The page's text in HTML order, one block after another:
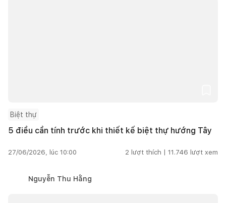
Biệt thự
5 điều cần tính trước khi thiết kế biệt thự hướng Tây
27/06/2026, lúc 10:00 2 lượt thích | 11.746 lượt xem
Nguyễn Thu Hằng